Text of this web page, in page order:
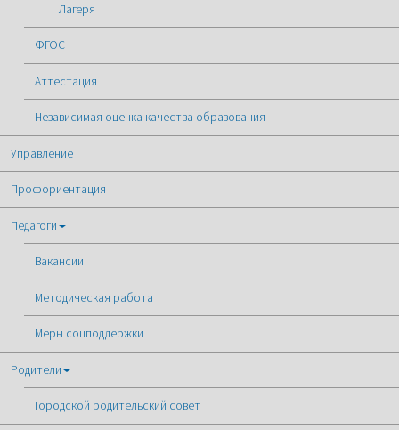
Лагеря
ФГОС
Аттестация
Независимая оценка качества образования
Управление
Профориентация
Педагоги
Вакансии
Методическая работа
Меры соцподдержки
Родители
Городской родительский совет